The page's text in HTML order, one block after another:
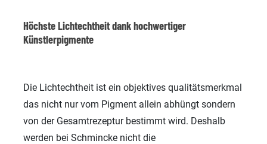
Höchste Lichtechtheit dank hochwertiger
Künstlerpigmente
Die Lichtechtheit ist ein objektives qualitätsmerkmal
das nicht nur vom Pigment allein abhüngt sondern
von der Gesamtrezeptur bestimmt wird. Deshalb
werden bei Schmincke nicht die